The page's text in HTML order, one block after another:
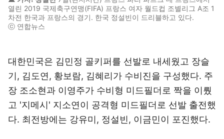
열린 2019 국제축구연맹(FIFA) 프랑스 여자 월드컵 조별리그 A조 1
차전 한국과 프랑스의 경기. 한국 정설빈이 드리블하고 있다.
ⓒ 연합뉴스
대한민국은 김민정 골키퍼를 선발로 내세웠고 장슬
기, 김도연, 황보람, 김혜리가 수비진을 구성했다. 주
장 조소현과 이영주가 수비형 미드필더로 짝을 이뤘
고 '지메시' 지소연이 공격형 미드필더로 선발 출전했
다. 최전방에는 강유미, 정설빈, 이금민이 포진했다.